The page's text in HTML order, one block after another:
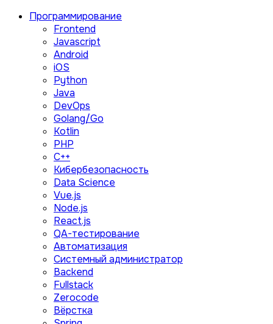
Программирование
Frontend
Javascript
Android
iOS
Python
Java
DevOps
Golang/Go
Kotlin
PHP
C++
Кибербезопасность
Data Science
Vue.js
Node.js
React.js
QA-тестирование
Автоматизация
Системный администратор
Backend
Fullstack
Zerocode
Вёрстка